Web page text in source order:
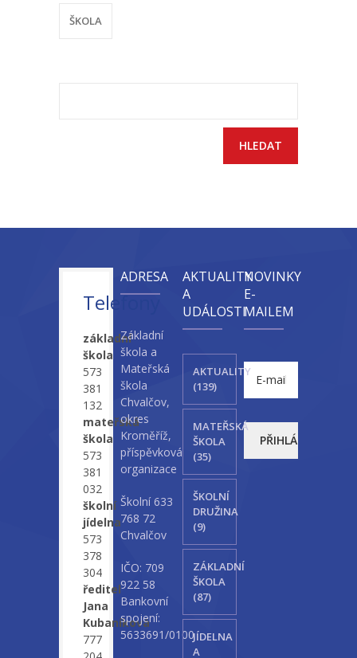
ŠKOLA
Telefony
základní
škola
573
381
132
mateřská
škola
573
381
032
školní
jídelna
573
378
304
ředitel
Jana
Kubaníková
777
ADRESA
Základní
škola a
Mateřská
škola
Chvalčov,
okres
Kroměříž,
příspěvková
organizace
Školní 633
768 72
Chvalčov
IČO: 709
922 58
Bankovní
spojení:
5633691/0100
AKTUALITY
A
UDÁLOSTI
AKTUALITY
(139)
MATEŘSKÁ
ŠKOLA
(35)
ŠKOLNÍ
DRUŽINA
(9)
ZÁKLADNÍ
ŠKOLA
(87)
JÍDELNA
A
NOVINKY
E-
MAILEM